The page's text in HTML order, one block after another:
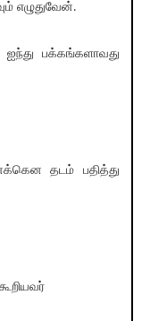
எழுதுவேன்.
பக்கங்களாவது
தடம் பதித்து